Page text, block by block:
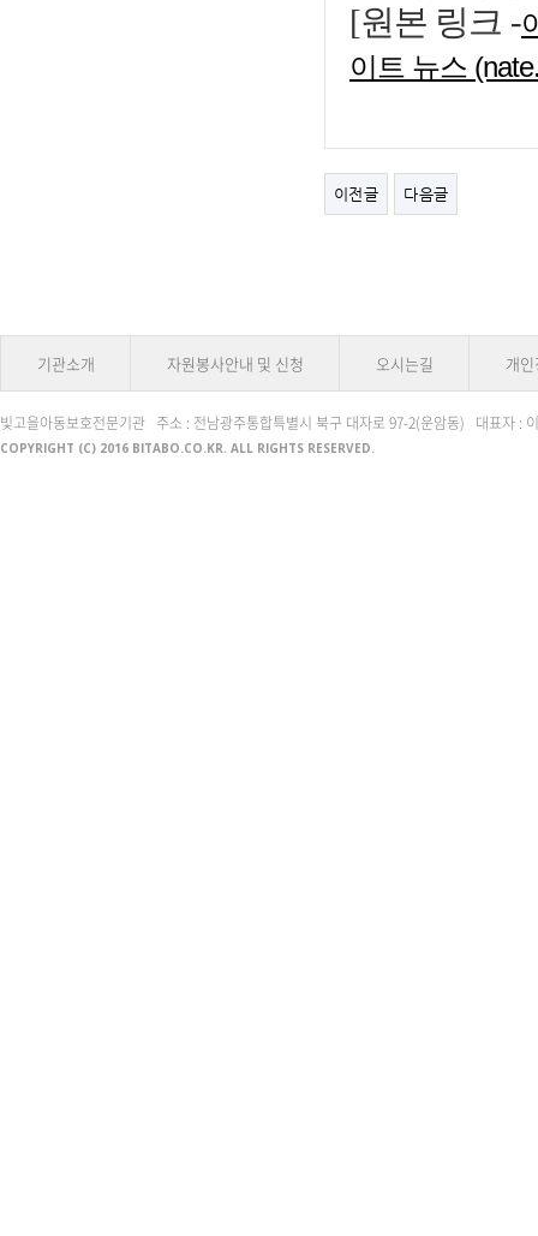
[원본 링크 -
이트 뉴스
이전글 다음글
기관소개 자원봉사안내 및 신청 오시는길 개
빛고을아동보호전문기관 주소 : 전남광주통합특별시 북구 대자로 97-2(운암동) 대표
COPYRIGHT (C) 2016 BITABO.CO.KR. ALL RIGHTS RESERVED.